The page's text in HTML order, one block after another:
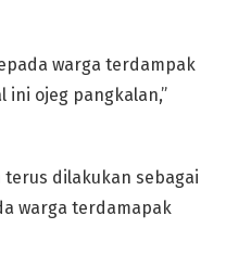
warga terdampak
ini ojeg pangkalan,”
dilakukan sebagai
warga terdamapak